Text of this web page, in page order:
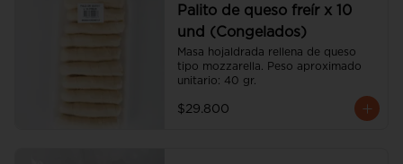
Palito de queso freír x 10
und (Congelados)
Masa hojaldrada rellena de queso
tipo mozzarella. Peso aproximado
unitario: 40 gr.
$29.800